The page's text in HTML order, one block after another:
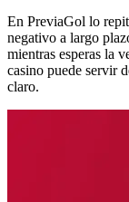
En PreviaGol lo
negativo a largo
mientras esperas la
casino puede servir
claro.